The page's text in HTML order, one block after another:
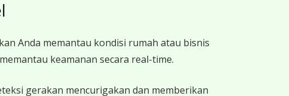
Anda memantau kondisi rumah atau bisnis
keamanan secara real-time.
gerakan mencurigakan dan memberikan